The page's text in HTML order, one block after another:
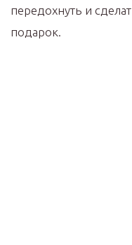
передохнуть и
подарок.